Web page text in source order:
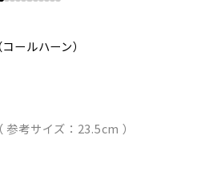
コールハーン）
考サイズ：23.5cm ）